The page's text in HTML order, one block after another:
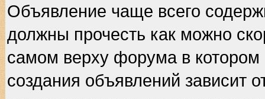
Объявление чаще всего
должны прочесть как можно
самом верху форума в
создания объявлений зависит